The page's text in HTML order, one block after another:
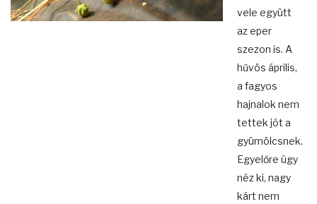
vele együtt
az eper
szezon is. A
hűvös április,
a fagyos
hajnalok nem
tettek jót a
gyümölcsnek.
Egyelőre úgy
néz ki, nagy
kárt nem